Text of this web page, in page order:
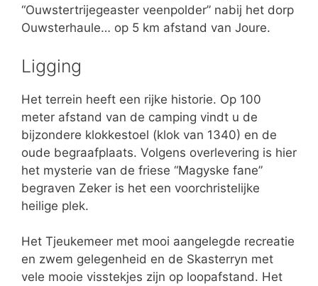
“Ouwstertrijegeaster veenpolder” nabij het dorp
Ouwsterhaule… op 5 km afstand van Joure.
Ligging
Het terrein heeft een rijke historie. Op 100
meter afstand van de camping vindt u de
bijzondere klokkestoel (klok van 1340) en de
oude begraafplaats. Volgens overlevering is hier
het mysterie van de friese “Magyske fane”
begraven Zeker is het een voorchristelijke
heilige plek.
Het Tjeukemeer met mooi aangelegde recreatie
en zwem gelegenheid en de Skasterryn met
vele mooie visstekjes zijn op loopafstand. Het